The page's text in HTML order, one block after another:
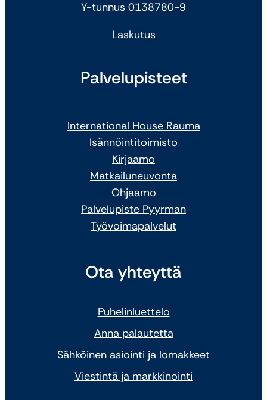
Y-tunnus 0138780-9
Laskutus
Palvelupisteet
International House Rauma
Isännöintitoimisto
Kirjaamo
Matkailuneuvonta
Ohjaamo
Palvelupiste Pyyrman
Työvoimapalvelut
Ota yhteyttä
Puhelinluettelo
Anna palautetta
Sähköinen asiointi ja lomakkeet
Viestintä ja markkinointi